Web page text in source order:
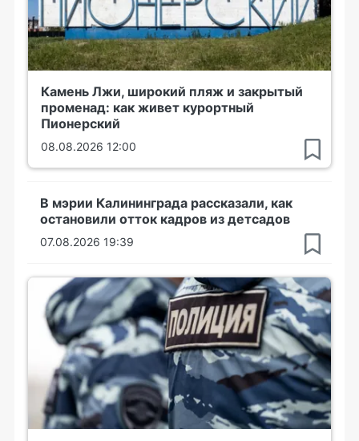
Камень Лжи, широкий пляж и закрытый
променад: как живет курортный
Пионерский
08.08.2026 12:00
В мэрии Калининграда рассказали, как
остановили отток кадров из детсадов
07.08.2026 19:39